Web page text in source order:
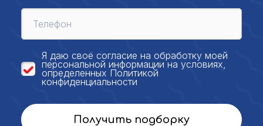
Я даю своё согласие на обработку моей
персональной информации на условиях,
определенных Политикой
конфиденциальности
Получить подборку